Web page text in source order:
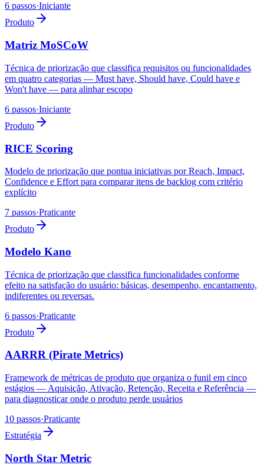
6 passos·Iniciante
Produto
Matriz MoSCoW
Técnica de priorização que classifica requisitos ou funcionalidades
em quatro categorias — Must have, Should have, Could have e
Won't have — para alinhar escopo
6 passos·Iniciante
Produto
RICE Scoring
Modelo de priorização que pontua iniciativas por Reach, Impact,
Confidence e Effort para comparar itens de backlog com critério
explícito
7 passos·Praticante
Produto
Modelo Kano
Técnica de priorização que classifica funcionalidades conforme
efeito na satisfação do usuário: básicas, desempenho, encantamento,
indiferentes ou reversas.
6 passos·Praticante
Produto
AARRR (Pirate Metrics)
Framework de métricas de produto que organiza o funil em cinco
estágios — Aquisição, Ativação, Retenção, Receita e Referência —
para diagnosticar onde o produto perde usuários
10 passos·Praticante
Estratégia
North Star Metric